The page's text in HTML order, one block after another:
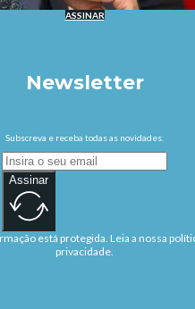
ASSINAR
Newsletter
Subscreva e receba todas as novidades.
Assinar
está protegida. Leia a nossa
privacidade.